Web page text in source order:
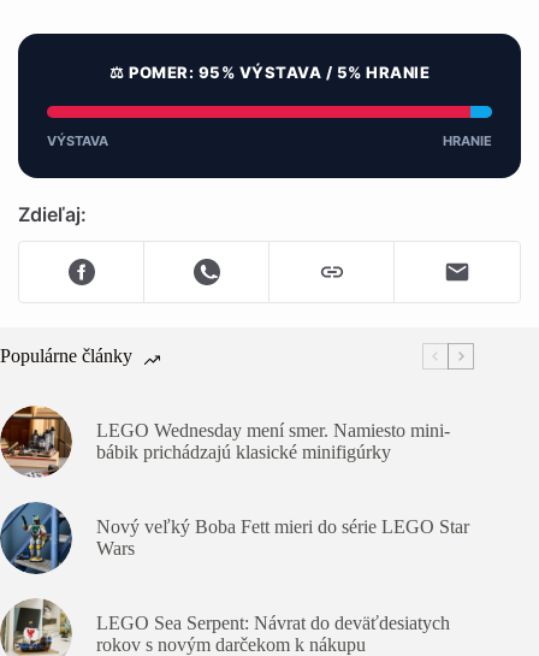
⚖️ POMER: 95% VÝSTAVA / 5% HRANIE
VÝSTAVA HRANIE
Zdieľaj:
Populárne články
LEGO Wednesday mení smer. Namiesto mini-
bábik prichádzajú klasické minifigúrky
Nový veľký Boba Fett mieri do série LEGO Star
Wars
LEGO Sea Serpent: Návrat do deväťdesiatych
rokov s novým darčekom k nákupu